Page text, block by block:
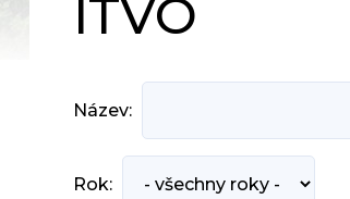
ITVO
Název:
Rok: